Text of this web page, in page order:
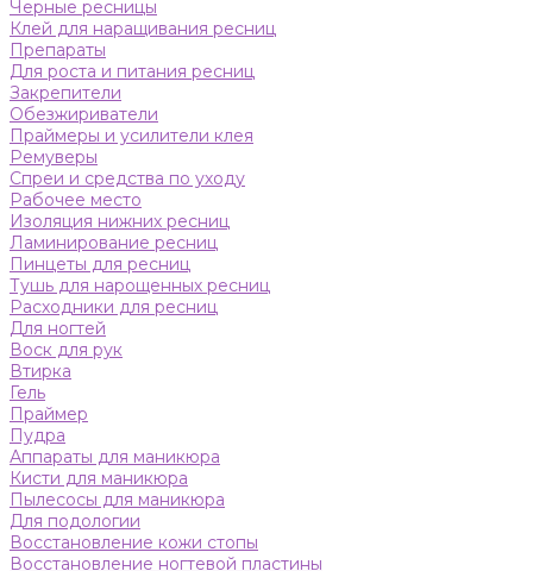
Черные ресницы
Клей для наращивания ресниц
Препараты
Для роста и питания ресниц
Закрепители
Обезжириватели
Праймеры и усилители клея
Ремуверы
Спреи и средства по уходу
Рабочее место
Изоляция нижних ресниц
Ламинирование ресниц
Пинцеты для ресниц
Тушь для нарощенных ресниц
Расходники для ресниц
Для ногтей
Воск для рук
Втирка
Гель
Праймер
Пудра
Аппараты для маникюра
Кисти для маникюра
Пылесосы для маникюра
Для подологии
Восстановление кожи стопы
Восстановление ногтевой пластины